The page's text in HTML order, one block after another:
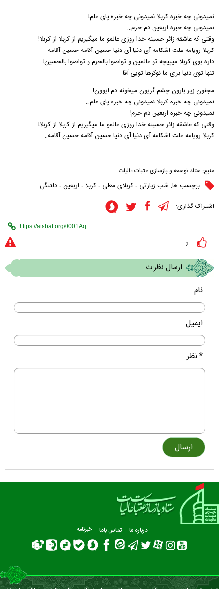
نمیدونی چه خبره کربلا نمیدونی چه خبره پای علم!
نمیدونی چه خبره اربعین دم حرم…
وقتی که عاشقه زائر حسینه خدا روزی عالمو ما میگیریم از کربلا از کربلا!
کربلا رویامه علت اشکامه آی دنیا آی دنیا حسین آقامه حسین آقامه
داره بوی کربلا میپیچه تو عالمین و تواصوا بالحرم و تواصوا بالحسین!
تنها توی دنیا برای ما نوکرها تویی آقا…
مجنون زیر بارون چشم گریون میخونه دم ایوون!
نمیدونی چه خبره کربلا‌ نمیدونی چه خبره پای علم…
نمیدونی چه خبره اربعین دم حرم!
وقتی که عاشقه زائر حسینه خدا روزی عالمو ما میگیریم از کربلا از کربلا!
کربلا رویامه علت اشکامه آی دنیا آی دنیا حسین آقامه حسین آقامه…
منبع: ستاد توسعه و بازسازی عتبات عالیات
برچسب ها: شب زیارتی ، کربلای معلی ، کربلا ، اربعین ، دلتنگی
اشتراک گذاری:
2
ارسال نظرات
نام
ایمیل
* نظر
درباره ما تماس باما خبرنامه